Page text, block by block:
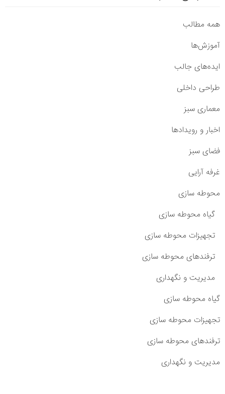
همه مطالب
آموزش‌ها
ایده‌های جالب
طراحی داخلی
معماری سبز
اخبار و رویدادها
فضای سبز
غرفه آرایی
محوطه سازی
گیاه محوطه سازی
تجهیزات محوطه سازی
ترفندهای محوطه سازی
مدیریت و نگهداری
گیاه محوطه سازی
تجهیزات محوطه سازی
ترفندهای محوطه سازی
مدیریت و نگهداری